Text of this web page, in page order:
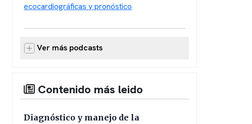
ecocardiográficas y pronóstico
Ver más podcasts
Contenido más leido
Diagnóstico y manejo de la